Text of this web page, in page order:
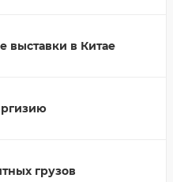
выставки в Китае
грузов